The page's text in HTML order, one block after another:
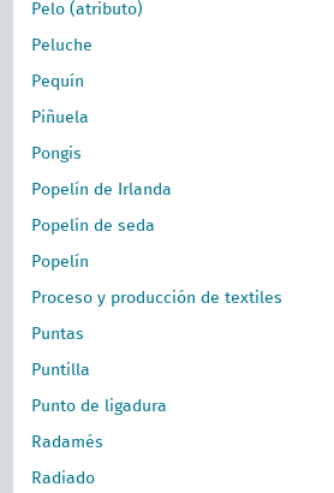
Pelo (atributo)
Peluche
Pequín
Piñuela
Pongis
Popelín de Irlanda
Popelín de seda
Popelín
Proceso y producción de textiles
Puntas
Puntilla
Punto de ligadura
Radamés
Radiado